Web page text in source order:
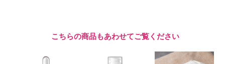
こちらの商品もあわせてご覧ください